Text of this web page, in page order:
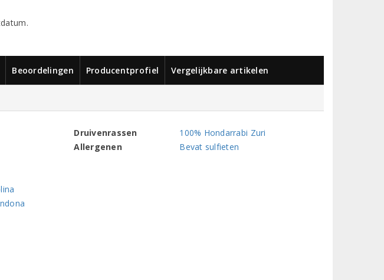
Beoordelingen Producentprofiel Vergelijkbare artikelen
Druivenrassen
100% Hondarrabi Zuri
Allergenen
Bevat sulfieten